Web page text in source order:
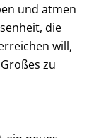
und atmen
die
will,
zu